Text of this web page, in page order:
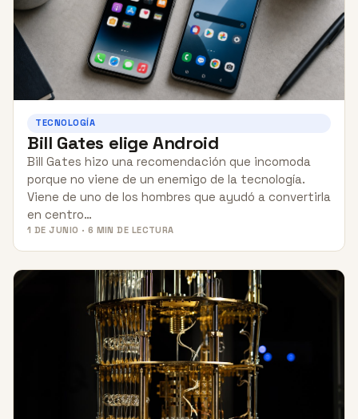
TECNOLOGÍA
Bill Gates elige Android
Bill Gates hizo una recomendación que incomoda
porque no viene de un enemigo de la tecnología.
Viene de uno de los hombres que ayudó a convertirla
en centro…
1 DE JUNIO · 6 MIN DE LECTURA